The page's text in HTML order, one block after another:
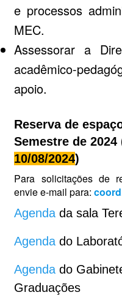
e processos
MEC.
Assessorar a
acadêmico-
apoio.
Reserva de
Semestre de 2024
10/08/2024)
Para solicitações de
envie e-mail para:
Agenda da sala
Agenda do
Agenda do
Graduações